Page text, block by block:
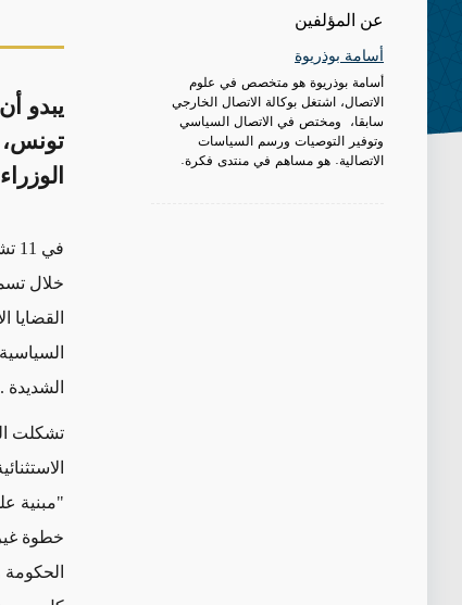
عن المؤلفين
أسامة بوذريوة
أسامة بوذريوة هو متخصص في علوم
الاتصال، اشتغل بوكالة الاتصال الخارجي
سابقا، ومختص في الاتصال السياسي
وتوفير التوصيات ورسم السياسات
الاتصالية. هو مساهم في منتدى فكرة.
تونس،
في 11
خلال
الشديدة .
"مبنية